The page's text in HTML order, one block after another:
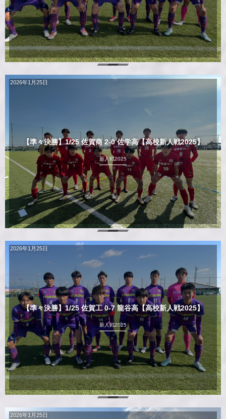
【準々決勝】1/25 佐賀商 2-0 佐学高【高校新人戦2025】
2026年1月25日
新人戦2025
【準々決勝】1/25 佐賀工 0-7 龍谷高【高校新人戦2025】
2026年1月25日
新人戦2025
2026年1月25日